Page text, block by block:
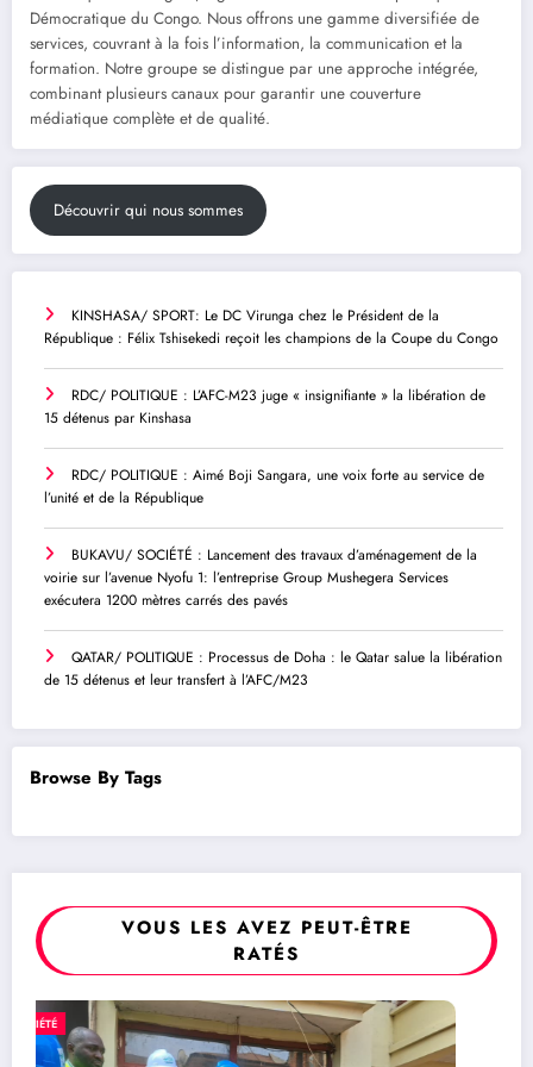
Démocratique du Congo. Nous offrons une gamme diversifiée de
services, couvrant à la fois l’information, la communication et la
formation. Notre groupe se distingue par une approche intégrée,
combinant plusieurs canaux pour garantir une couverture
médiatique complète et de qualité.
Découvrir qui nous sommes
KINSHASA/ SPORT: Le DC Virunga chez le Président de la
République : Félix Tshisekedi reçoit les champions de la Coupe du Congo
RDC/ POLITIQUE : L’AFC-M23 juge « insignifiante » la libération de
15 détenus par Kinshasa
RDC/ POLITIQUE : Aimé Boji Sangara, une voix forte au service de
l’unité et de la République
BUKAVU/ SOCIÉTÉ : Lancement des travaux d’aménagement de la
voirie sur l’avenue Nyofu 1: l’entreprise Group Mushegera Services
exécutera 1200 mètres carrés des pavés
QATAR/ POLITIQUE : Processus de Doha : le Qatar salue la libération
de 15 détenus et leur transfert à l’AFC/M23
Browse By Tags
VOUS LES AVEZ PEUT-ÊTRE
RATÉS
POLITIQUE